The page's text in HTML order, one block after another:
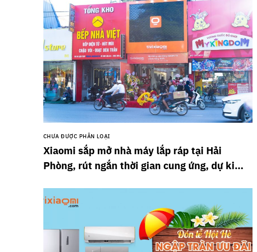
CHƯA ĐƯỢC PHÂN LOẠI
Xiaomi sắp mở nhà máy lắp ráp tại Hải
Phòng, rút ngắn thời gian cung ứng, dự kiến